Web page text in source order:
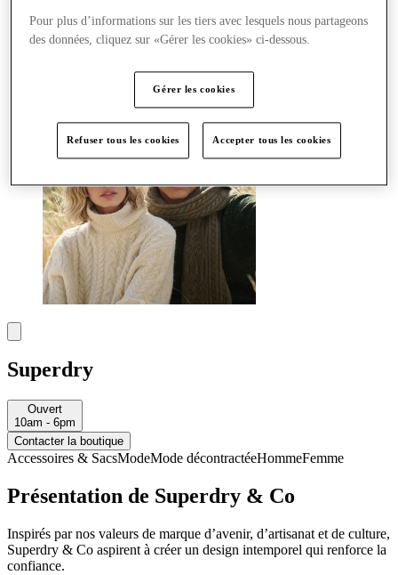
Carte du Centre
Superdry
Ouvert
10am - 6pm
Contacter la boutique
Accessoires & SacsModeMode décontractéeHommeFemme
Présentation de Superdry & Co
Inspirés par nos valeurs de marque d’avenir, d’artisanat et de culture,
Superdry & Co aspirent à créer un design intemporel qui renforce la
confiance.
Pour plus d’informations sur les tiers avec lesquels nous partageons
des données, cliquez sur «Gérer les cookies» ci-dessous.
Gérer les cookies
Refuser tous les cookies Accepter tous les cookies